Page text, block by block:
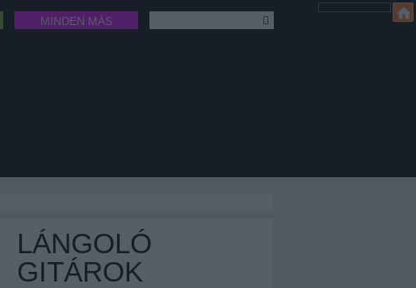
MINDEN MÁS
LÁNGOLÓ
GITÁROK